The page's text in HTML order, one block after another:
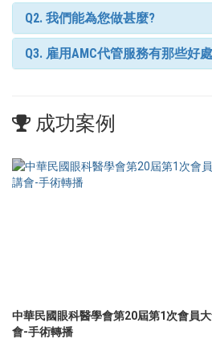
Q2. 我們能為您做甚麼?
Q3. 雇用AMC代管服務有那些好
成功案例
中華民國眼科醫學會第20屆第1次會員
會-手術轉播